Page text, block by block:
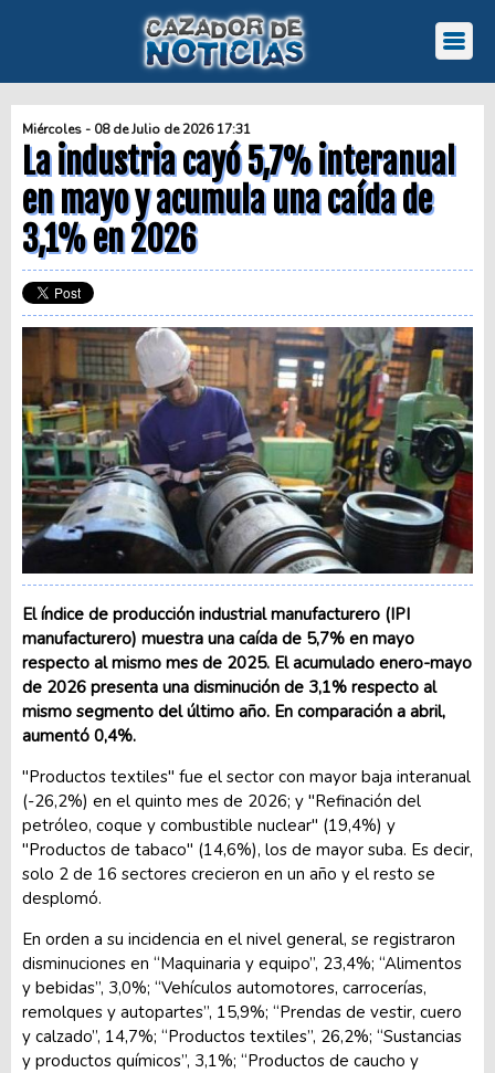
Miércoles - 08 de Julio de 2026 17:31
La industria cayó 5,7% interanual
en mayo y acumula una caída de
3,1% en 2026
El índice de producción industrial manufacturero (IPI
manufacturero) muestra una caída de 5,7% en mayo
respecto al mismo mes de 2025. El acumulado enero-mayo
de 2026 presenta una disminución de 3,1% respecto al
mismo segmento del último año. En comparación a abril,
aumentó 0,4%.
"Productos textiles" fue el sector con mayor baja interanual
(-26,2%) en el quinto mes de 2026; y "Refinación del
petróleo, coque y combustible nuclear" (19,4%) y
"Productos de tabaco" (14,6%), los de mayor suba. Es decir,
solo 2 de 16 sectores crecieron en un año y el resto se
desplomó.
En orden a su incidencia en el nivel general, se registraron
disminuciones en “Maquinaria y equipo”, 23,4%; “Alimentos
y bebidas”, 3,0%; “Vehículos automotores, carrocerías,
remolques y autopartes”, 15,9%; “Prendas de vestir, cuero
y calzado”, 14,7%; “Productos textiles”, 26,2%; “Sustancias
y productos químicos”, 3,1%; “Productos de caucho y